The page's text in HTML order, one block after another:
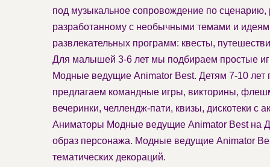
под музыкальное сопровождение по сценарию,
разработанному с необычными темами и
развлекательных программ: квесты,
Для малышей 3-6 лет мы подбираем простые
Модные ведущие Animator Best. Детям 7-10 лет
предлагаем командные игры, викторины,
вечеринки, челлендж-пати, квизы, дискотеки с
Аниматоры Модные ведущие Animator Best на
образ персонажа. Модные ведущие Animator
тематических декораций.